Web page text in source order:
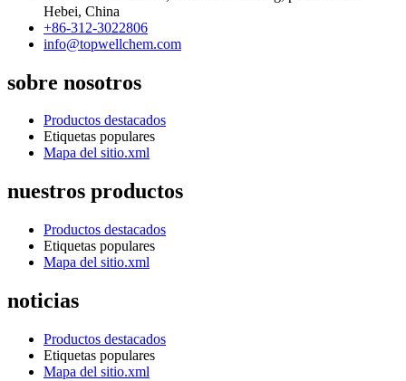
Hebei, China
+86-312-3022806
info@topwellchem.com
sobre nosotros
Productos destacados
Etiquetas populares
Mapa del sitio.xml
nuestros productos
Productos destacados
Etiquetas populares
Mapa del sitio.xml
noticias
Productos destacados
Etiquetas populares
Mapa del sitio.xml